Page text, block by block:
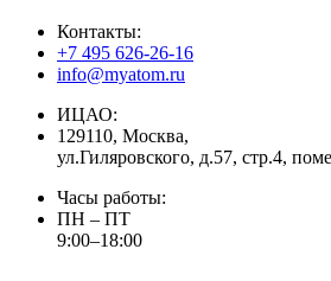
Контакты:
+7 495 626-26-16
info@myatom.ru
ИЦАО:
129110, Москва,
ул.Гиляровского, д.57, стр.4,
Часы работы:
ПН – ПТ
9:00–18:00